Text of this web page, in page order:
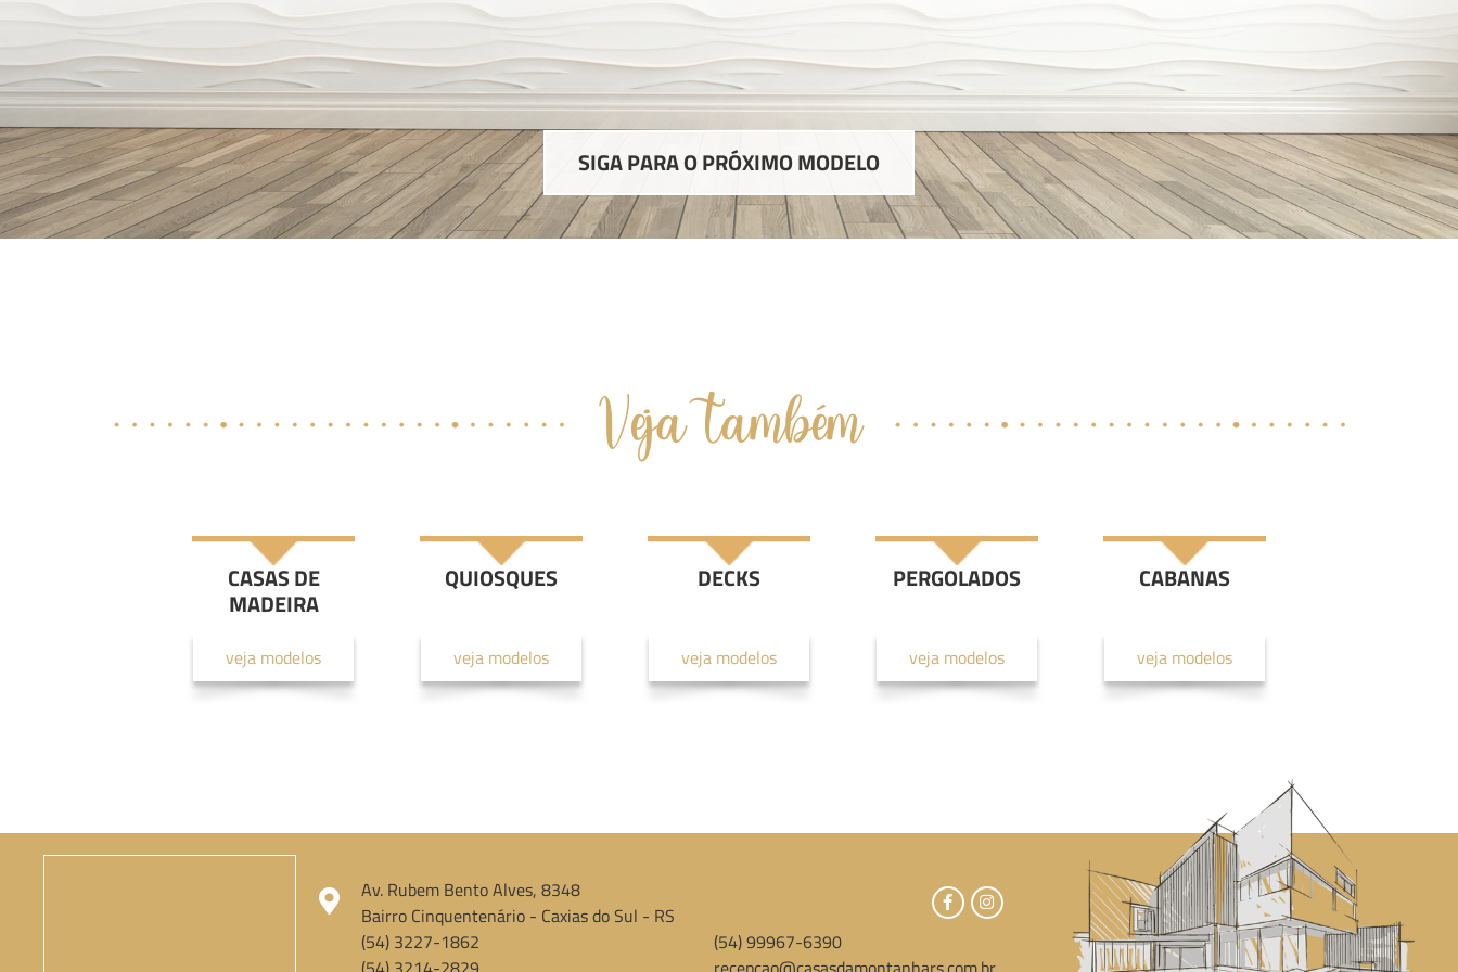
SIGA PARA O PRÓXIMO MODELO
Veja também
CASAS DE
MADEIRA
veja modelos
QUIOSQUES
veja modelos
DECKS
veja modelos
PERGOLADOS
veja modelos
CABANAS
veja modelos
Av. Rubem Bento Alves, 8348
Bairro Cinquentenário - Caxias do Sul - RS
(54) 3227-1862
(54) 99967-6390